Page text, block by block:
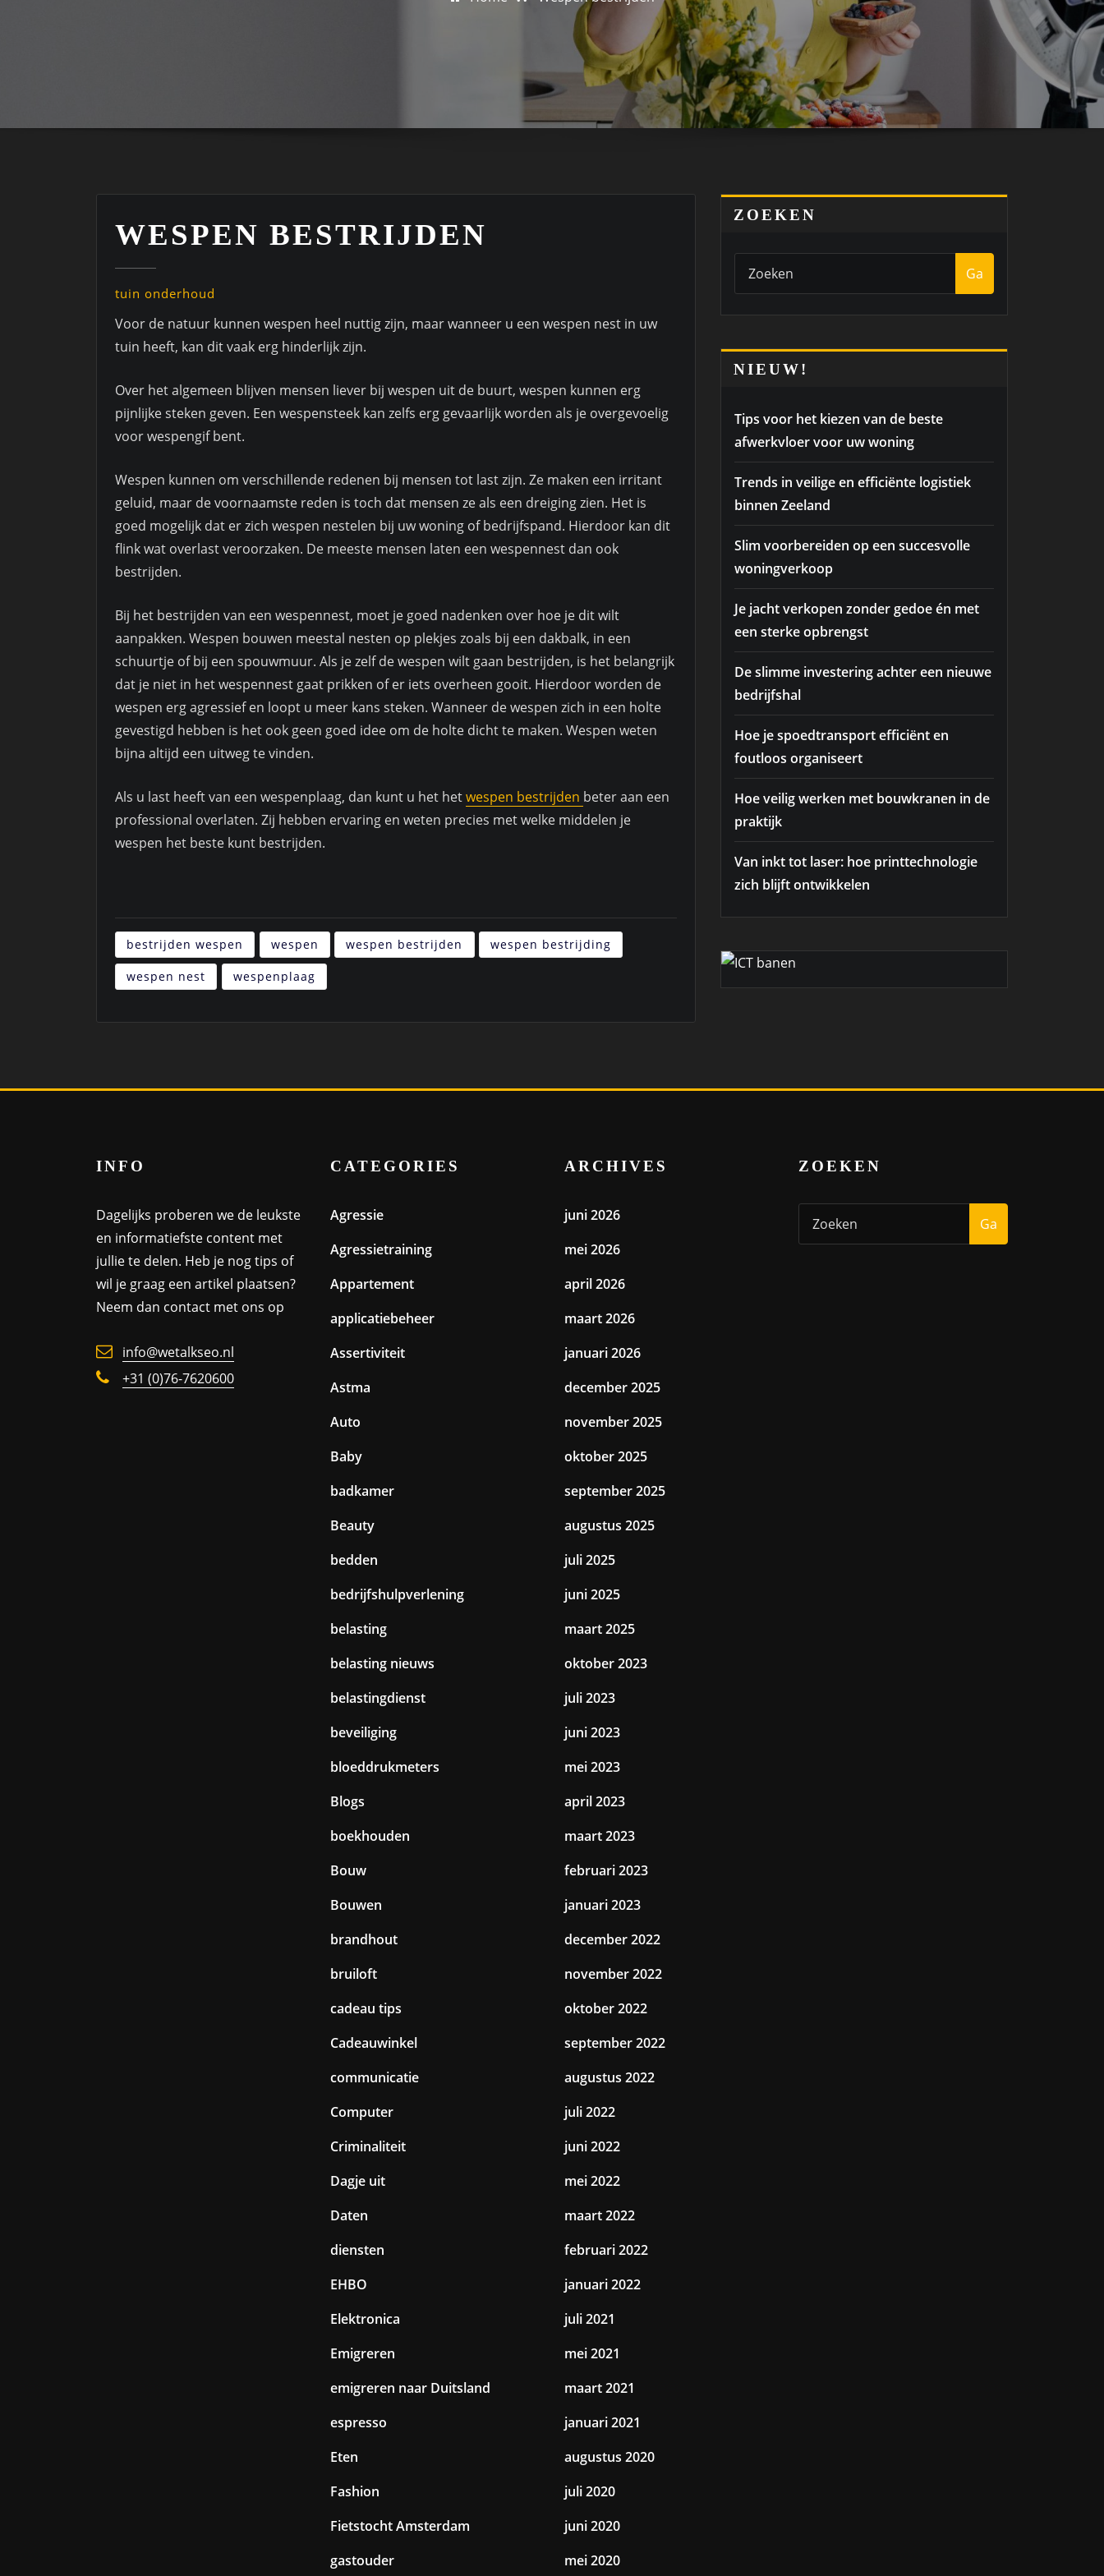
WESPEN BESTRIJDEN
tuin onderhoud
Voor de natuur kunnen wespen heel nuttig zijn, maar wanneer u een wespen nest in uw
tuin heeft, kan dit vaak erg hinderlijk zijn.
Over het algemeen blijven mensen liever bij wespen uit de buurt, wespen kunnen erg
pijnlijke steken geven. Een wespensteek kan zelfs erg gevaarlijk worden als je overgevoelig
voor wespengif bent.
Wespen kunnen om verschillende redenen bij mensen tot last zijn. Ze maken een irritant
geluid, maar de voornaamste reden is toch dat mensen ze als een dreiging zien. Het is
goed mogelijk dat er zich wespen nestelen bij uw woning of bedrijfspand. Hierdoor kan dit
flink wat overlast veroorzaken. De meeste mensen laten een wespennest dan ook
bestrijden.
Bij het bestrijden van een wespennest, moet je goed nadenken over hoe je dit wilt
aanpakken. Wespen bouwen meestal nesten op plekjes zoals bij een dakbalk, in een
schuurtje of bij een spouwmuur. Als je zelf de wespen wilt gaan bestrijden, is het belangrijk
dat je niet in het wespennest gaat prikken of er iets overheen gooit. Hierdoor worden de
wespen erg agressief en loopt u meer kans steken. Wanneer de wespen zich in een holte
gevestigd hebben is het ook geen goed idee om de holte dicht te maken. Wespen weten
bijna altijd een uitweg te vinden.
Als u last heeft van een wespenplaag, dan kunt u het hetwespen bestrijden beter aan een
professional overlaten. Zij hebben ervaring en weten precies met welke middelen je
wespen het beste kunt bestrijden.
bestrijden wespen wespen wespen bestrijden wespen bestrijding
wespen nest wespenplaag
ZOEKEN
Ga
NIEUW!
Tips voor het kiezen van de beste
afwerkvloer voor uw woning
Trends in veilige en efficiënte logistiek
binnen Zeeland
Slim voorbereiden op een succesvolle
woningverkoop
Je jacht verkopen zonder gedoe én met
een sterke opbrengst
De slimme investering achter een nieuwe
bedrijfshal
Hoe je spoedtransport efficiënt en
foutloos organiseert
Hoe veilig werken met bouwkranen in de
praktijk
Van inkt tot laser: hoe printtechnologie
zich blijft ontwikkelen
INFO
Dagelijks proberen we de leukste
en informatiefste content met
jullie te delen. Heb je nog tips of
wil je graag een artikel plaatsen?
Neem dan contact met ons op
info@wetalkseo.nl
+31 (0)76-7620600
CATEGORIES
Agressie
Agressietraining
Appartement
applicatiebeheer
Assertiviteit
Astma
Auto
Baby
badkamer
Beauty
bedden
bedrijfshulpverlening
belasting
belasting nieuws
belastingdienst
beveiliging
bloeddrukmeters
Blogs
boekhouden
Bouw
Bouwen
brandhout
bruiloft
cadeau tips
Cadeauwinkel
communicatie
Computer
Criminaliteit
Dagje uit
Daten
diensten
EHBO
Elektronica
Emigreren
emigreren naar Duitsland
espresso
Eten
Fashion
Fietstocht Amsterdam
gastouder
ARCHIVES
juni 2026
mei 2026
april 2026
maart 2026
januari 2026
december 2025
november 2025
oktober 2025
september 2025
augustus 2025
juli 2025
juni 2025
maart 2025
oktober 2023
juli 2023
juni 2023
mei 2023
april 2023
maart 2023
februari 2023
januari 2023
december 2022
november 2022
oktober 2022
september 2022
augustus 2022
juli 2022
juni 2022
mei 2022
maart 2022
februari 2022
januari 2022
juli 2021
mei 2021
maart 2021
januari 2021
augustus 2020
juli 2020
juni 2020
mei 2020
ZOEKEN
Ga